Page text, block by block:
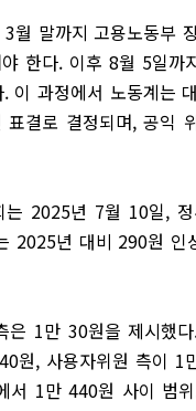
말까지 고용노동부
한다. 이후 8월 5일까
이 과정에서 노동계는
결로 결정되며, 공익
2025년 7월 10일,
2025년 대비 290원 인
1만 30원을 제시했
원, 사용자위원 측이 1
서 1만 440원 사이 범